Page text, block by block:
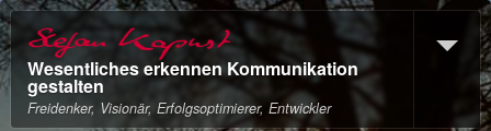
Wesentliches erkennen Kommunikation
gestalten
Freidenker, Visionär, Erfolgsoptimierer, Entwickler